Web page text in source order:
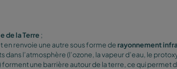
de la Terre ;
en renvoie une autre sous forme de rayonnement
dans l’atmosphère (l’ozone, la vapeur d’eau, le
une barrière autour de la terre, ce qui permet